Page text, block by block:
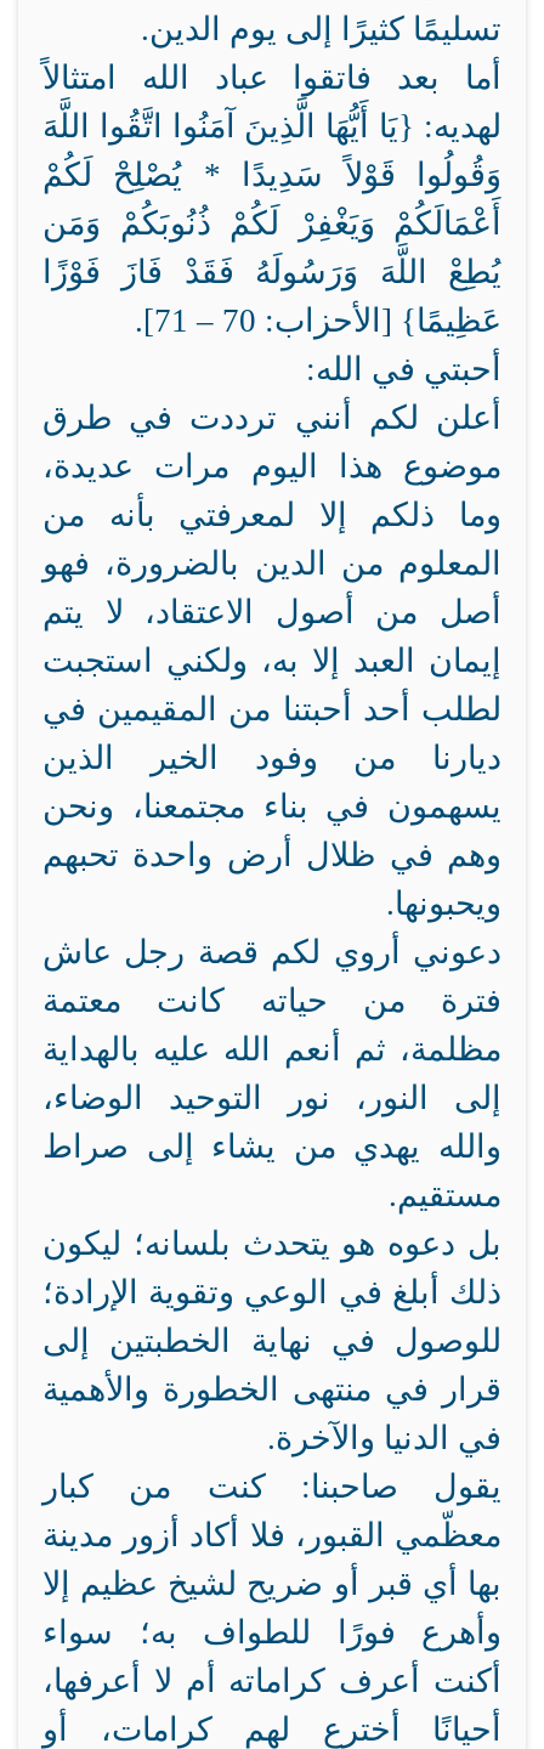
تسليمًا كثيرًا إلى يوم الدين.
أما بعد فاتقوا عباد الله امتثالاً
لهديه: {يَا أَيُّهَا الَّذِينَ آمَنُوا اتَّقُوا اللَّهَ
وَقُولُوا قَوْلاً سَدِيدًا * يُصْلِحْ لَكُمْ
أَعْمَالَكُمْ وَيَغْفِرْ لَكُمْ ذُنُوبَكُمْ وَمَن
يُطِعْ اللَّهَ وَرَسُولَهُ فَقَدْ فَازَ فَوْزًا
عَظِيمًا} [الأحزاب: 70 – 71].
أحبتي في الله:
أعلن لكم أنني ترددت في طرق
موضوع هذا اليوم مرات عديدة،
وما ذلكم إلا لمعرفتي بأنه من
المعلوم من الدين بالضرورة، فهو
أصل من أصول الاعتقاد، لا يتم
إيمان العبد إلا به، ولكني استجبت
لطلب أحد أحبتنا من المقيمين في
ديارنا من وفود الخير الذين
يسهمون في بناء مجتمعنا، ونحن
وهم في ظلال أرض واحدة تحبهم
ويحبونها.
دعوني أروي لكم قصة رجل عاش
فترة من حياته كانت معتمة
مظلمة، ثم أنعم الله عليه بالهداية
إلى النور، نور التوحيد الوضاء،
والله يهدي من يشاء إلى صراط
مستقيم.
بل دعوه هو يتحدث بلسانه؛ ليكون
ذلك أبلغ في الوعي وتقوية الإرادة؛
للوصول في نهاية الخطبتين إلى
قرار في منتهى الخطورة والأهمية
في الدنيا والآخرة.
يقول صاحبنا: كنت من كبار
معظّمي القبور، فلا أكاد أزور مدينة
بها أي قبر أو ضريح لشيخ عظيم إلا
وأهرع فورًا للطواف به؛ سواء
أكنت أعرف كراماته أم لا أعرفها،
أحيانًا أخترع لهم كرامات، أو